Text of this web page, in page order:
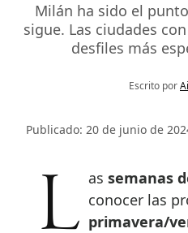
Milán ha sido el
sigue. Las ciudades
desfiles más
Escrito por
Publicado: 20 de junio de
Lassemanas
conocer las
primavera/